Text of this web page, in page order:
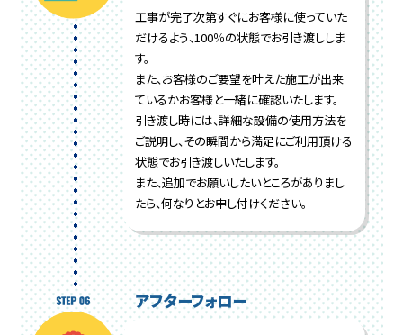
工事が完了次第すぐにお客様に使っていた
だけるよう、100％の状態でお引き渡ししま
す。
また、お客様のご要望を叶えた施工が出来
ているかお客様と一緒に確認いたします。
引き渡し時には、詳細な設備の使用方法を
ご説明し、その瞬間から満足にご利用頂ける
状態でお引き渡しいたします。
また、追加でお願いしたいところがありまし
たら、何なりとお申し付けください。
アフターフォロー